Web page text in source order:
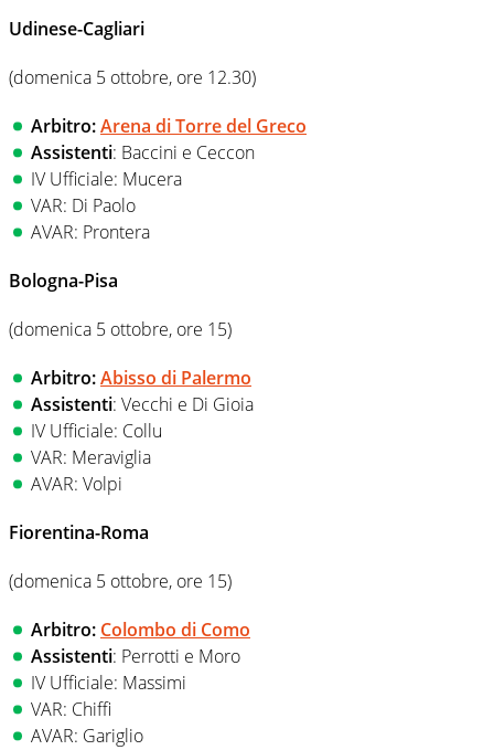
Udinese-Cagliari
(domenica 5 ottobre, ore 12.30)
Arbitro:Arena di Torre del Greco
Assistenti: Baccini e Ceccon
IV Ufficiale: Mucera
VAR: Di Paolo
AVAR: Prontera
Bologna-Pisa
(domenica 5 ottobre, ore 15)
Arbitro:Abisso di Palermo
Assistenti: Vecchi e Di Gioia
IV Ufficiale: Collu
VAR: Meraviglia
AVAR: Volpi
Fiorentina-Roma
(domenica 5 ottobre, ore 15)
Arbitro: Colombo di Como
Assistenti: Perrotti e Moro
IV Ufficiale: Massimi
VAR: Chiffi
AVAR: Gariglio